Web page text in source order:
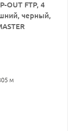
OUT FTP, 4
черный,
м